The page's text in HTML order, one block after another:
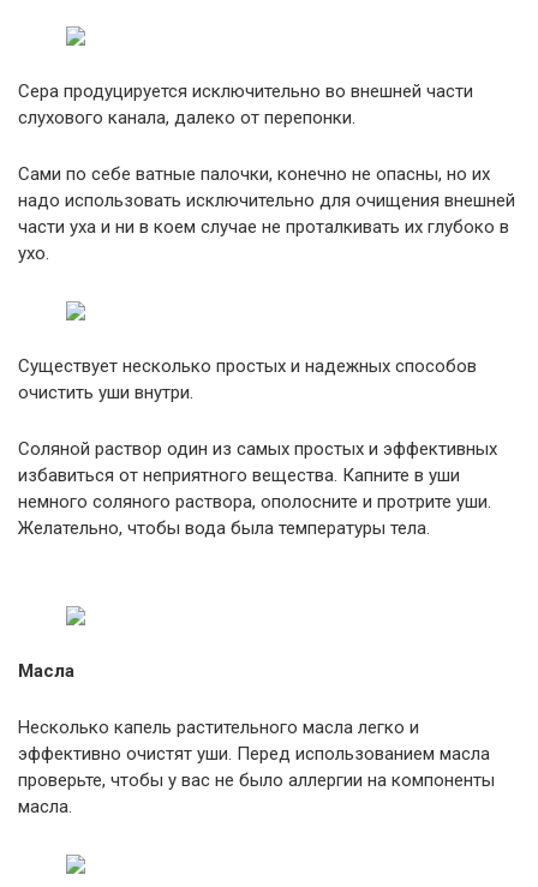
Сера продуцируется исключительно во внешней части
слухового канала, далеко от перепонки.
Сами по себе ватные палочки, конечно не опасны, но их
надо использовать исключительно для очищения внешней
части уха и ни в коем случае не проталкивать их глубоко в
ухо.
Существует несколько простых и надежных способов
очистить уши внутри.
Соляной раствор один из самых простых и эффективных
избавиться от неприятного вещества. Капните в уши
немного соляного раствора, ополосните и протрите уши.
Желательно, чтобы вода была температуры тела.
Масла
Несколько капель растительного масла легко и
эффективно очистят уши. Перед использованием масла
проверьте, чтобы у вас не было аллергии на компоненты
масла.